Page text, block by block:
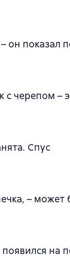
он показал
с черепом –
Спус
–
на